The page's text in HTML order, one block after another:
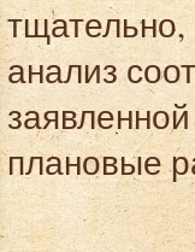
тщательно,
анализ
плановые